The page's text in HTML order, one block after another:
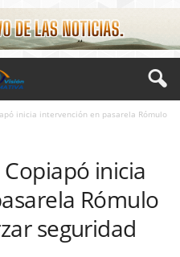
inicia intervención en pasarela Rómulo
inicia
Rómulo
seguridad